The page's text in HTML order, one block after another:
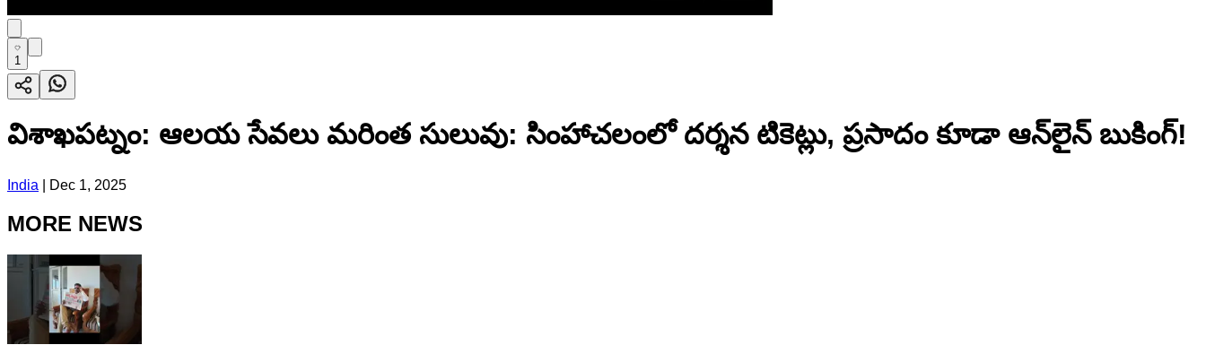
1
విశాఖపట్నం: ఆలయ సేవలు మరింత సులువు: సింహాచలంలో దర్శన టికెట్లు, ప్రసాదం కూడా ఆన్‌లైన్ బుకింగ్!
India Dec 1, 2025
MORE NEWS